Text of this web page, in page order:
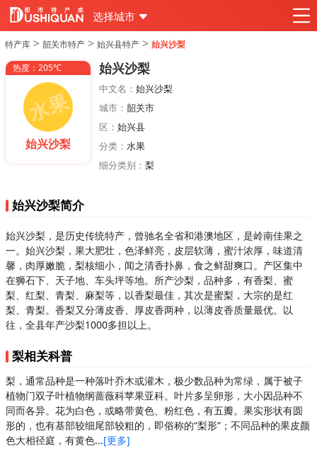
选择城市
特产库 > 韶关市特产 > 始兴县特产 > 始兴沙梨
热度：205℃
始兴沙梨
始兴沙梨
中文名： 始兴沙梨
城市： 韶关市
区： 始兴县
分类： 水果
细分类别： 梨
始兴沙梨简介
始兴沙梨，是历史传统特产，曾驰名全省和港澳地区，是岭南佳果之
一。始兴沙梨，果大肥壮，色泽鲜亮，皮层软薄，蜜汁浓厚，味道清
馨，肉厚嫩脆，梨核细小，闻之清香扑鼻，食之鲜甜爽口。产区集中
在狮石下、天子地、车头坪等地。所产沙梨，品种多，有香梨、蜜
梨、红梨、青梨、麻梨等，以香梨最佳，其次是蜜梨，大宗的是红
梨、青梨。香梨又分薄皮香、厚皮香两种，以薄皮香质量最优。以
往，全县年产沙梨1000多担以上。
梨相关科普
梨，通常品种是一种落叶乔木或灌木，极少数品种为常绿，属于被子
植物门双子叶植物纲蔷薇科苹果亚科。叶片多呈卵形，大小因品种不
同而各异。花为白色，或略带黄色、粉红色，有五瓣。果实形状有圆
形的，也有基部较细尾部较粗的，即俗称的“梨形”；不同品种的果皮颜
色大相径庭，有黄色...[更多]